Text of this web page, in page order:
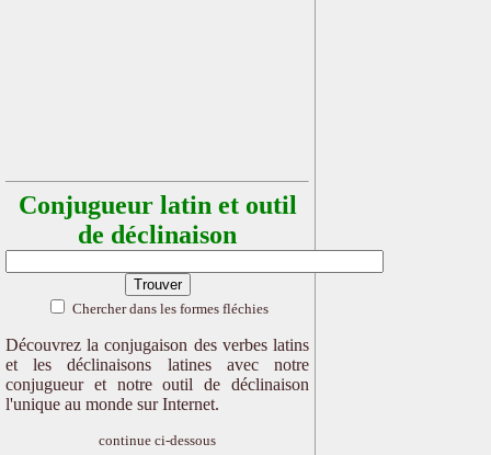
Conjugueur latin et outil
de déclinaison
Chercher dans les formes fléchies
Découvrez la conjugaison des verbes latins
et les déclinaisons latines avec notre
conjugueur et notre outil de déclinaison
l'unique au monde sur Internet.
continue ci-dessous